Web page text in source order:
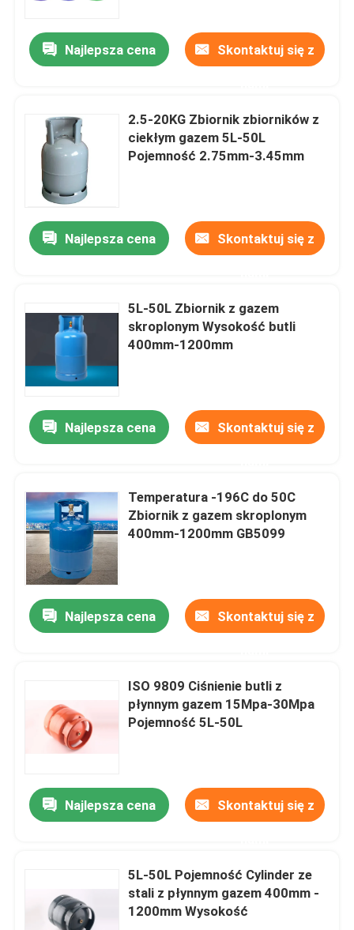
Produkty
Filmy
O nas
Kontrola jakości
Wszystkie przypadki
Poprosić o wycenę
Linia do produkcji butli LPG
Najlepsza cena Skontaktuj się z
2.5-20KG Zbiornik zbiorników z
ciekłym gazem 5L-50L
Pojemność 2.75mm-3.45mm
Najlepsza cena Skontaktuj się z
5L-50L Zbiornik z gazem
skroplonym Wysokość butli
400mm-1200mm
Najlepsza cena Skontaktuj się z
Temperatura -196C do 50C
Zbiornik z gazem skroplonym
400mm-1200mm GB5099
Najlepsza cena Skontaktuj się z
ISO 9809 Ciśnienie butli z
płynnym gazem 15Mpa-30Mpa
Pojemność 5L-50L
Najlepsza cena Skontaktuj się z
5L-50L Pojemność Cylinder ze
stali z płynnym gazem 400mm -
1200mm Wysokość